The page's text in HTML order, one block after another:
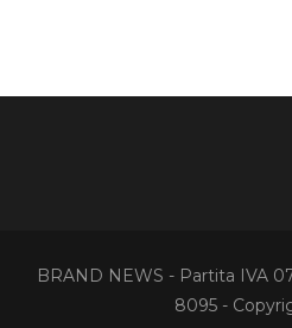
BRAND NEWS - Partita IVA
8095 -